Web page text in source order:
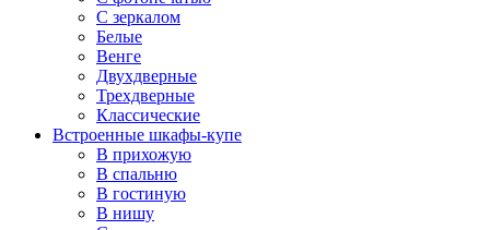
С зеркалом
Белые
Венге
Двухдверные
Трехдверные
Классические
Встроенные шкафы-купе
В прихожую
В спальню
В гостиную
В нишу